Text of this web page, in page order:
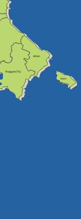
Arbon
Horn
Roggwil (TG)